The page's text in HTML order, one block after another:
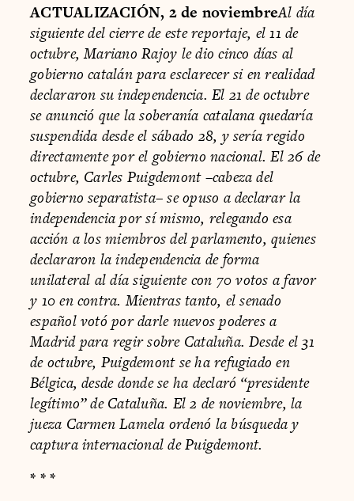
ACTUALIZACIÓN, 2 de noviembreAl día
siguiente del cierre de este reportaje, el 11 de
octubre, Mariano Rajoy le dio cinco días al
gobierno catalán para esclarecer si en realidad
declararon su independencia. El 21 de octubre
se anunció que la soberanía catalana quedaría
suspendida desde el sábado 28, y sería regido
directamente por el gobierno nacional. El 26 de
octubre, Carles Puigdemont –cabeza del
gobierno separatista– se opuso a declarar la
independencia por sí mismo, relegando esa
acción a los miembros del parlamento, quienes
declararon la independencia de forma
unilateral al día siguiente con 70 votos a favor
y 10 en contra. Mientras tanto, el senado
español votó por darle nuevos poderes a
Madrid para regir sobre Cataluña. Desde el 31
de octubre, Puigdemont se ha refugiado en
Bélgica, desde donde se ha declaró “presidente
legítimo” de Cataluña. El 2 de noviembre, la
jueza Carmen Lamela ordenó la búsqueda y
captura internacional de Puigdemont.
* * *